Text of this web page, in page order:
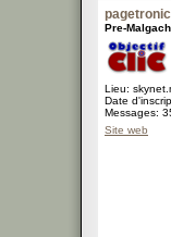
pagetronic
Pre-
Lieu:
Date
Messages:
Site web